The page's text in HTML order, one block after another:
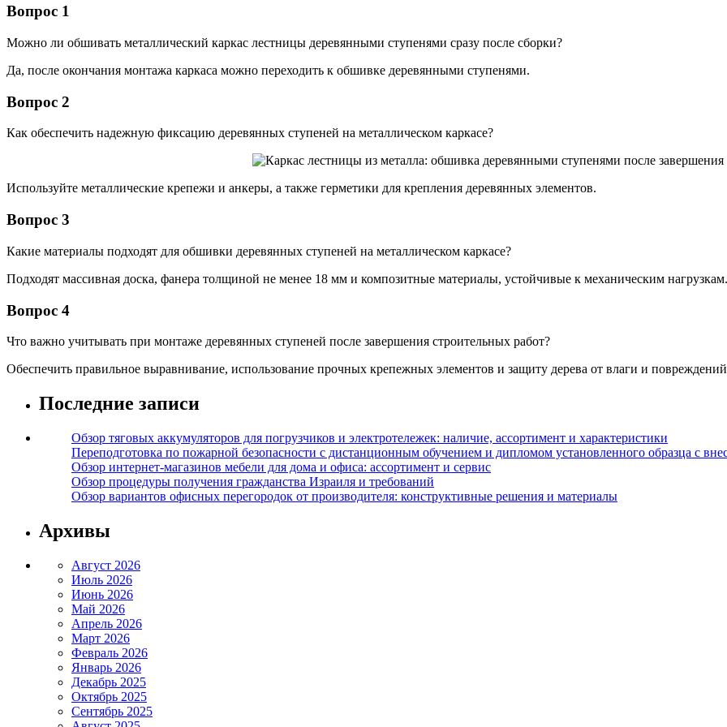
Вопрос 1
Можно ли обшивать металлический каркас лестницы деревянными ступенями сразу после сборки?
Да, после окончания монтажа каркаса можно переходить к обшивке деревянными ступенями.
Вопрос 2
Как обеспечить надежную фиксацию деревянных ступеней на металлическом каркасе?
Используйте металлические крепежи и анкеры, а также герметики для крепления деревянных элементов.
Вопрос 3
Какие материалы подходят для обшивки деревянных ступеней на металлическом каркасе?
Подходят массивная доска, фанера толщиной не менее 18 мм и композитные материалы, устойчивые к механическим нагрузкам.
Вопрос 4
Что важно учитывать при монтаже деревянных ступеней после завершения строительных работ?
Обеспечить правильное выравнивание, использование прочных крепежных элементов и защиту дерева от влаги и
Последние записи
Обзор тяговых аккумуляторов для погрузчиков и электротележек: наличие, ассортимент и характеристики
Переподготовка по пожарной безопасности с дистанционным обучением и дипломом установленного образца с
Обзор интернет-магазинов мебели для дома и офиса: ассортимент и сервис
Обзор процедуры получения гражданства Израиля и требований
Обзор вариантов офисных перегородок от производителя: конструктивные решения и материалы
Архивы
Август 2026
Июль 2026
Июнь 2026
Май 2026
Апрель 2026
Март 2026
Февраль 2026
Январь 2026
Декабрь 2025
Октябрь 2025
Сентябрь 2025